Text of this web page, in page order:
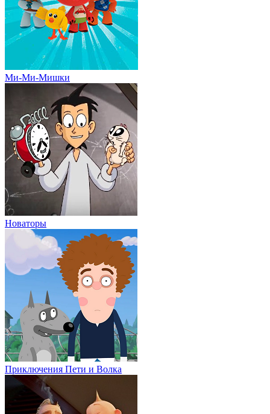
Ми-Ми-Мишки
Новаторы
Приключения Пети и Волка